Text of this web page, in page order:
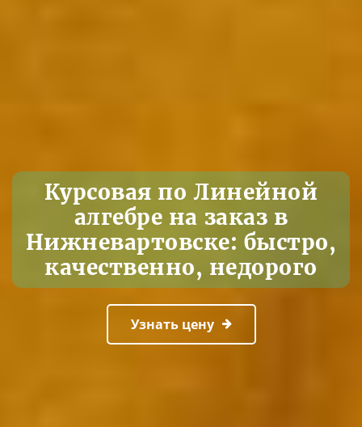
Курсовая по Линейной
алгебре на заказ в
Нижневартовске: быстро,
качественно, недорого
Узнать цену